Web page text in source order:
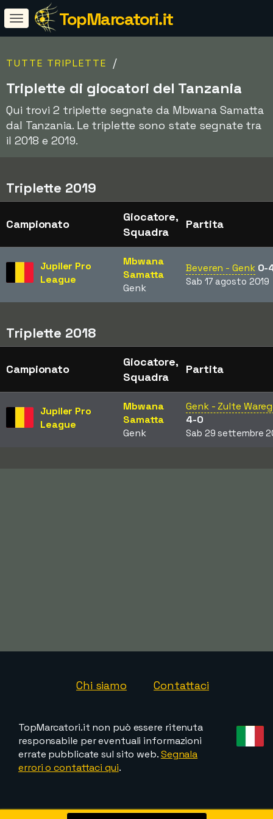
TopMarcatori.it
TUTTE TRIPLETTE /
Triplette di giocatori del Tanzania
Qui trovi 2 triplette segnate da Mbwana Samatta
dal Tanzania. Le triplette sono state segnate tra
il 2018 e 2019.
Triplette 2019
Campionato
Giocatore,
Squadra
Partita
Jupiler Pro
League
Mbwana
Samatta
Genk
Beveren - Genk 0-
Sab 17 agosto 2019
Triplette 2018
Campionato
Giocatore,
Squadra
Partita
Jupiler Pro
League
Mbwana
Samatta
Genk
Genk - Zulte
4-0
Sab 29 settembre
Chi siamo Contattaci
TopMarcatori.it non può essere ritenuta
responsabile per eventuali informazioni
errate pubblicate sul sito web.Segnala
errori o contattaci qui.